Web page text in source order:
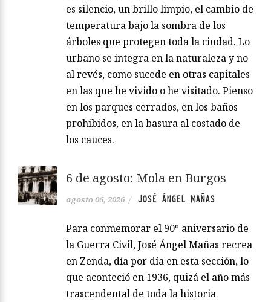
es silencio, un brillo limpio, el cambio de
temperatura bajo la sombra de los
árboles que protegen toda la ciudad. Lo
urbano se integra en la naturaleza y no
al revés, como sucede en otras capitales
en las que he vivido o he visitado. Pienso
en los parques cerrados, en los baños
prohibidos, en la basura al costado de
los cauces.
6 de agosto: Mola en Burgos
agosto 06, 2026 / JOSÉ ÁNGEL MAÑAS
Para conmemorar el 90º aniversario de
la Guerra Civil, José Ángel Mañas recrea
en Zenda, día por día en esta sección, lo
que aconteció en 1936, quizá el año más
trascendental de toda la historia